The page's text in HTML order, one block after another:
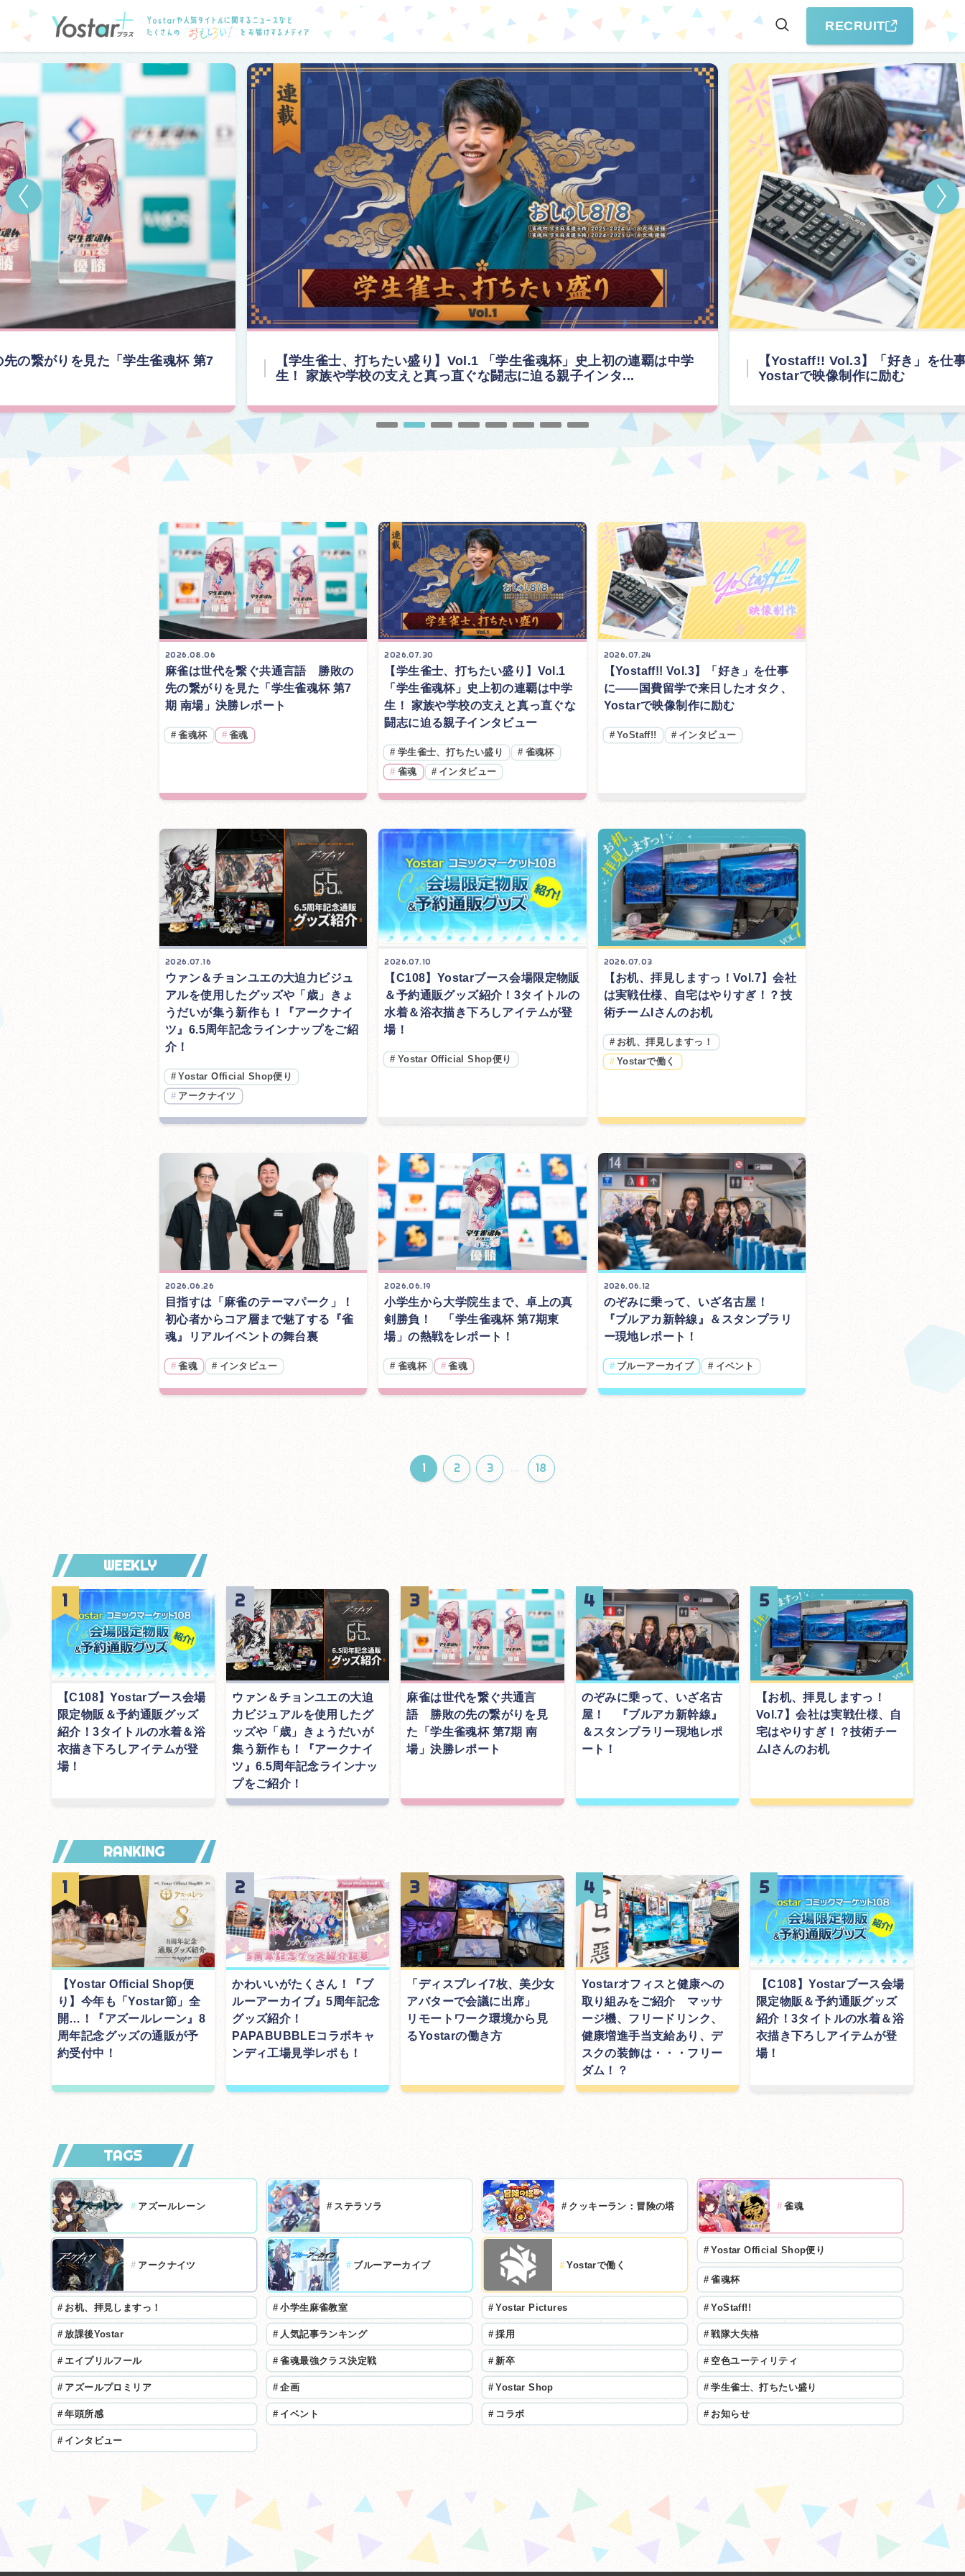
RECRUIT
の繋がりを見た「学生雀魂杯 第7
【学生雀士、打ちたい盛り】Vol.1 「学生雀魂杯」史上初の連覇は中学
生！ 家族や学校の支えと真っ直ぐな闘志に迫る親子インタ...
【Yostaff!! Vol.3】「好き」を
Yostarで映像制作に励む
2026.08.06
麻雀は世代を繋ぐ共通言語 勝敗の
先の繋がりを見た「学生雀魂杯 第7
期 南場」決勝レポート
# 雀魂杯 # 雀魂
2026.07.30
【学生雀士、打ちたい盛り】Vol.1
「学生雀魂杯」史上初の連覇は中学
生！ 家族や学校の支えと真っ直ぐな
闘志に迫る親子インタビュー
# 学生雀士、打ちたい盛り # 雀魂杯
# 雀魂 # インタビュー
2026.07.24
【Yostaff!! Vol.3】「好き」を仕事
に――国費留学で来日したオタク、
Yostarで映像制作に励む
# YoStaff!! # インタビュー
2026.07.16
ウァン＆チョンユエの大迫力ビジュ
アルを使用したグッズや「歳」きょ
うだいが集う新作も！『アークナイ
ツ』6.5周年記念ラインナップをご紹
介！
# Yostar Official Shop便り
# アークナイツ
2026.07.10
【C108】Yostarブース会場限定物販
＆予約通販グッズ紹介！3タイトルの
水着＆浴衣描き下ろしアイテムが登
場！
# Yostar Official Shop便り
2026.07.03
【お机、拝見しますっ！Vol.7】会社
は実戦仕様、自宅はやりすぎ！？技
術チームIさんのお机
# お机、拝見しますっ！
# Yostarで働く
2026.06.26
目指すは「麻雀のテーマパーク」！
初心者からコア層まで魅了する『雀
魂』リアルイベントの舞台裏
# 雀魂 # インタビュー
2026.06.19
小学生から大学院生まで、卓上の真
剣勝負！ 「学生雀魂杯 第7期東
場」の熱戦をレポート！
# 雀魂杯 # 雀魂
2026.06.12
のぞみに乗って、いざ名古屋！
『ブルアカ新幹線』＆スタンプラリ
ー現地レポート！
# ブルーアーカイブ # イベント
1 2 3 18
WEEKLY
【C108】Yostarブース会場
限定物販＆予約通販グッズ
紹介！3タイトルの水着＆浴
衣描き下ろしアイテムが登
場！
ウァン＆チョンユエの大迫
力ビジュアルを使用したグ
ッズや「歳」きょうだいが
集う新作も！『アークナイ
ツ』6.5周年記念ラインナッ
プをご紹介！
麻雀は世代を繋ぐ共通言
語 勝敗の先の繋がりを見
た「学生雀魂杯 第7期 南
場」決勝レポート
のぞみに乗って、いざ名古
屋！ 『ブルアカ新幹線』
＆スタンプラリー現地レポ
ート！
【お机、拝見しますっ！
Vol.7】会社は実戦仕様、自
宅はやりすぎ！？技術チー
ムIさんのお机
RANKING
【Yostar Official Shop便
り】今年も「Yostar節」全
開…！『アズールレーン』8
周年記念グッズの通販が予
約受付中！
かわいいがたくさん！『ブ
ルーアーカイブ』5周年記念
グッズ紹介！
PAPABUBBLEコラボキャ
ンディ工場見学レポも！
「ディスプレイ7枚、美少女
アバターで会議に出席」
リモートワーク環境から見
るYostarの働き方
Yostarオフィスと健康への
取り組みをご紹介 マッサ
ージ機、フリードリンク、
健康増進手当支給あり、デ
スクの装飾は・・・フリー
ダム！？
【C108】Yostarブース会場
限定物販＆予約通販グッズ
紹介！3タイトルの水着＆浴
衣描き下ろしアイテムが登
場！
TAGS
# アズールレーン # ステラソラ # クッキーラン：冒険の塔 # 雀魂
# アークナイツ # ブルーアーカイブ # Yostarで働く
# Yostar Official Shop便り
# 雀魂杯
# お机、拝見しますっ！ # 小学生麻雀教室 # Yostar Pictures # YoStaff!!
# 放課後Yostar # 人気記事ランキング # 採用 # 戦隊大失格
# エイプリルフール # 雀魂最強クラス決定戦 # 新卒 # 空色ユーティリティ
# アズールプロミリア # 企画 # Yostar Shop # 学生雀士、打ちたい盛り
# 年頭所感 # イベント # コラボ # お知らせ
# インタビュー